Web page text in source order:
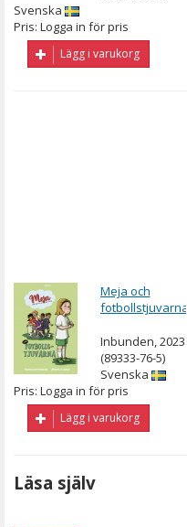
Svenska
Pris: Logga in för pris
Lägg i varukorg
Meja och
fotbollstjuvarna
Inbunden, 2023
(89333-76-5)
Svenska
Pris: Logga in för pris
Lägg i varukorg
Läsa själv